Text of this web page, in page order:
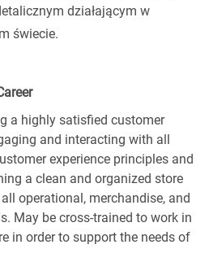
działającym w
świecie.
a highly satisfied customer
and interacting with all
experience principles and
a clean and organized store
operational, merchandise, and
May be cross-trained to work in
in order to support the needs of